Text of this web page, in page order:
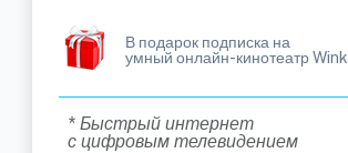
В подарок подписка на
умный онлайн-кинотеатр Wink
* Быстрый интернет
с цифровым телевидением